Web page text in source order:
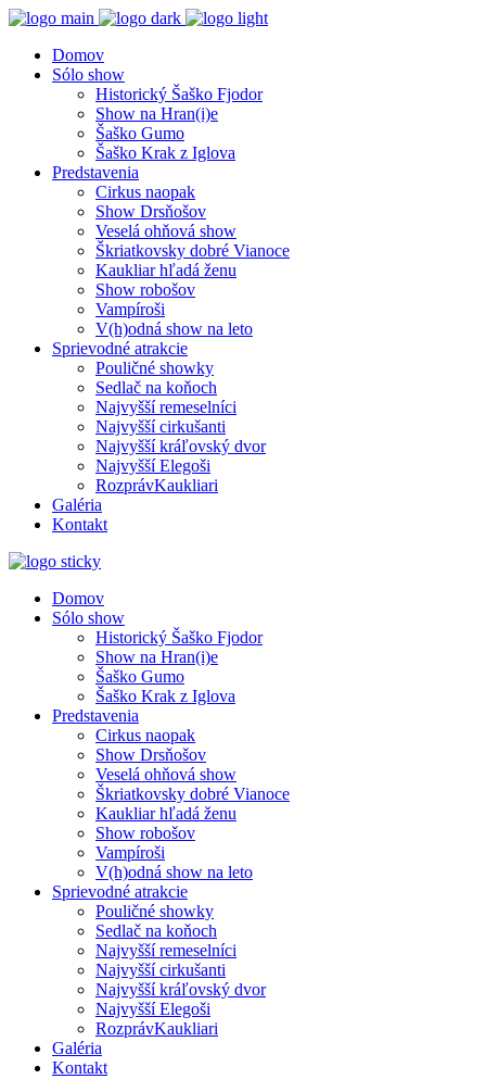
Domov
Sólo show
Historický Šaško Fjodor
Show na Hran(i)e
Šaško Gumo
Šaško Krak z Iglova
Predstavenia
Cirkus naopak
Show Drsňošov
Veselá ohňová show
Škriatkovsky dobré Vianoce
Kaukliar hľadá ženu
Show robošov
Vampíroši
V(h)odná show na leto
Sprievodné atrakcie
Pouličné showky
Sedlač na koňoch
Najvyšší remeselníci
Najvyšší cirkušanti
Najvyšší kráľovský dvor
Najvyšší Elegoši
RozprávKaukliari
Galéria
Kontakt
Domov
Sólo show
Historický Šaško Fjodor
Show na Hran(i)e
Šaško Gumo
Šaško Krak z Iglova
Predstavenia
Cirkus naopak
Show Drsňošov
Veselá ohňová show
Škriatkovsky dobré Vianoce
Kaukliar hľadá ženu
Show robošov
Vampíroši
V(h)odná show na leto
Sprievodné atrakcie
Pouličné showky
Sedlač na koňoch
Najvyšší remeselníci
Najvyšší cirkušanti
Najvyšší kráľovský dvor
Najvyšší Elegoši
RozprávKaukliari
Galéria
Kontakt